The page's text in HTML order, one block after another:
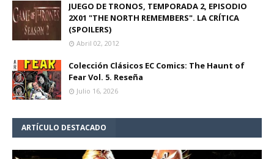
JUEGO DE TRONOS, TEMPORADA 2, EPISODIO
2X01 "THE NORTH REMEMBERS". LA CRÍTICA
(SPOILERS)
Abril 02, 2012
Colección Clásicos EC Comics: The Haunt of
Fear Vol. 5. Reseña
Julio 16, 2026
ARTÍCULO DESTACADO